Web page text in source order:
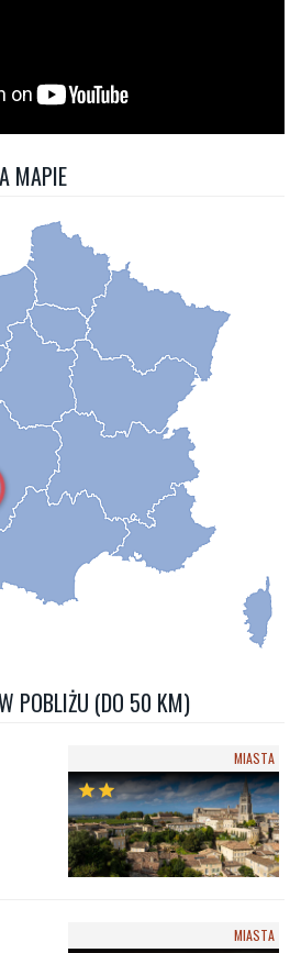
MAPIE
POBLIŻU (DO 50 KM)
MIASTA
starstar
MIASTA